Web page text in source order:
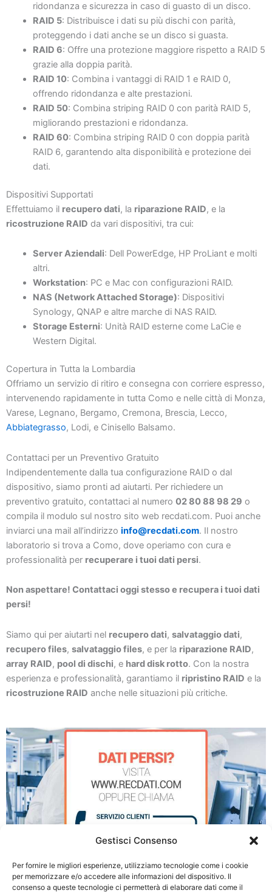
Gestisci Consenso
Per fornire le migliori esperienze, utilizziamo tecnologie come i cookie
per memorizzare e/o accedere alle informazioni del dispositivo. Il
consenso a queste tecnologie ci permetterà di elaborare dati come il
ridondanza e sicurezza in caso di guasto di un disco.
RAID 5: Distribuisce i dati su più dischi con parità,
proteggendo i dati anche se un disco si guasta.
RAID 6: Offre una protezione maggiore rispetto a RAID 5
grazie alla doppia parità.
RAID 10: Combina i vantaggi di RAID 1 e RAID 0,
offrendo ridondanza e alte prestazioni.
RAID 50: Combina striping RAID 0 con parità RAID 5,
migliorando prestazioni e ridondanza.
RAID 60: Combina striping RAID 0 con doppia parità
RAID 6, garantendo alta disponibilità e protezione dei
dati.
Dispositivi Supportati
Effettuiamo il recupero dati, la riparazione RAID, e la
ricostruzione RAID da vari dispositivi, tra cui:
Server Aziendali: Dell PowerEdge, HP ProLiant e molti
altri.
Workstation: PC e Mac con configurazioni RAID.
NAS (Network Attached Storage): Dispositivi
Synology, QNAP e altre marche di NAS RAID.
Storage Esterni: Unità RAID esterne come LaCie e
Western Digital.
Copertura in Tutta la Lombardia
Offriamo un servizio di ritiro e consegna con corriere espresso,
intervenendo rapidamente in tutta Como e nelle città di Monza,
Varese, Legnano, Bergamo, Cremona, Brescia, Lecco,
Abbiategrasso, Lodi, e Cinisello Balsamo.
Contattaci per un Preventivo Gratuito
Indipendentemente dalla tua configurazione RAID o dal
dispositivo, siamo pronti ad aiutarti. Per richiedere un
preventivo gratuito, contattaci al numero 02 80 88 98 29 o
compila il modulo sul nostro sito web recdati.com. Puoi anche
inviarci una mail all’indirizzo info@recdati.com. Il nostro
laboratorio si trova a Como, dove operiamo con cura e
professionalità per recuperare i tuoi dati persi.
Non aspettare! Contattaci oggi stesso e recupera i tuoi dati
persi!
Siamo qui per aiutarti nel recupero dati, salvataggio dati,
recupero files, salvataggio files, e per la riparazione RAID,
array RAID, pool di dischi, e hard disk rotto. Con la nostra
esperienza e professionalità, garantiamo il ripristino RAID e la
ricostruzione RAID anche nelle situazioni più critiche.